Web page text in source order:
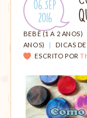
amamentação,
Montessori,
viagem
etc.
Publicado
em:
06.Sep
.
2016
CATEGORIAS:
BEBÊ (1 A 2 ANOS)
ANOS)
DICAS
ESCRITO POR